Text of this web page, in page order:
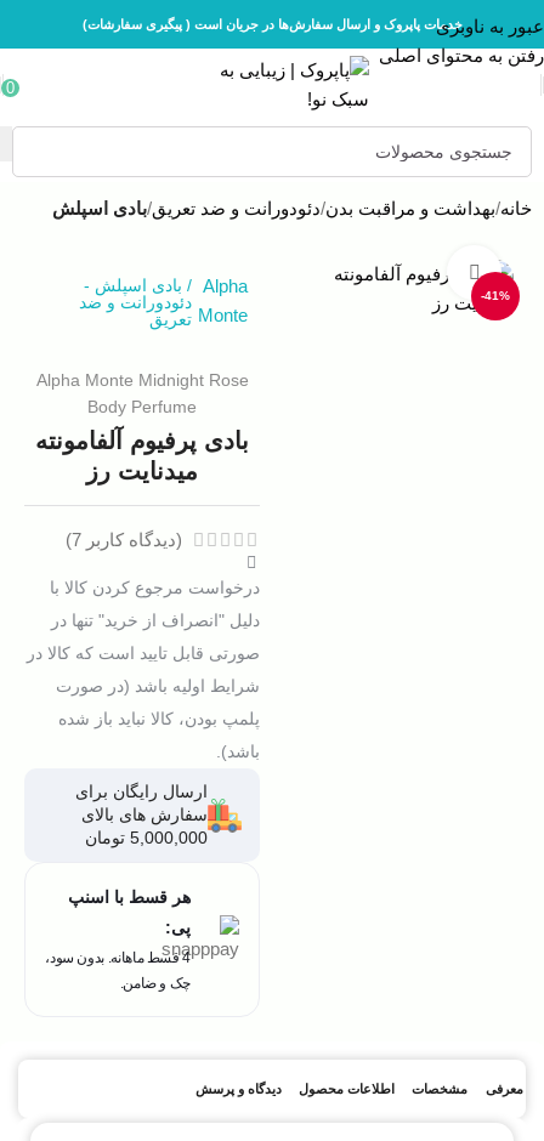
عبور به ناوبری
رفتن به محتوای اصلی
خدمات پاپروک و ارسال سفارش‌ها در جریان است ( پیگیری سفارشات)
0
خانه بهداشت و مراقبت بدن دئودورانت و ضد تعریق بادی اسپلش
-41%
بزرگنمایی تصویر
Alpha
Monte
/ بادی اسپلش -
دئودورانت و ضد
تعریق
Alpha Monte Midnight Rose
Body Perfume
بادی پرفیوم آلفامونته
میدنایت رز
(دیدگاه کاربر 7
)
درخواست مرجوع کردن کالا با
دلیل "انصراف از خرید" تنها در
صورتی قابل تایید است که کالا در
شرایط اولیه باشد (در صورت
پلمپ بودن، کالا نباید باز شده
باشد).
ارسال رایگان برای
سفارش های بالای
5,000,000 تومان
هر قسط با اسنپ
پی:
4 قسط ماهانه. بدون سود،
چک و ضامن.
معرفی مشخصات اطلاعات محصول دیدگاه و پرسش